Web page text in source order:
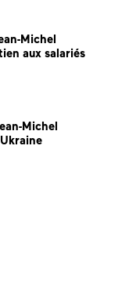
Michel
aux salariés
Michel